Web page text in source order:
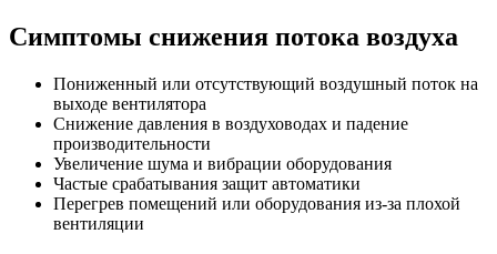
Симптомы снижения потока воздуха
Пониженный или отсутствующий воздушный поток на
выходе вентилятора
Снижение давления в воздуховодах и падение
производительности
Увеличение шума и вибрации оборудования
Частые срабатывания защит автоматики
Перегрев помещений или оборудования из-за плохой
вентиляции